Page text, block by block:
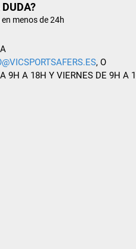
menos de 24h
, O
9H A 18H Y VIERNES DE 9H A